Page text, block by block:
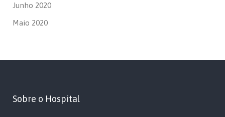
Junho 2020
Maio 2020
Sobre o Hospital